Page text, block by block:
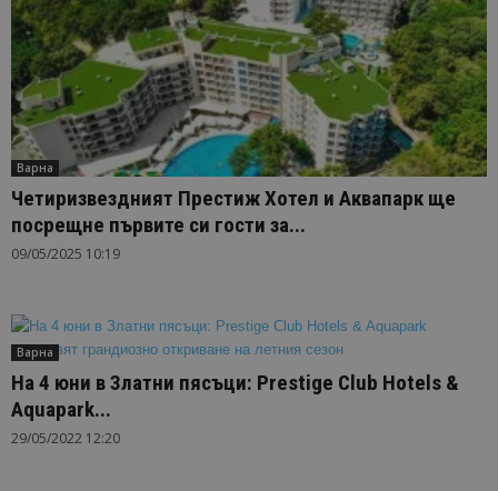
Варна
Четиризвездният Престиж Хотел и Аквапарк ще
посрещне първите си гости за...
09/05/2025 10:19
Варна
На 4 юни в Златни пясъци: Prestige Club Нotels &
Aquapark...
29/05/2022 12:20